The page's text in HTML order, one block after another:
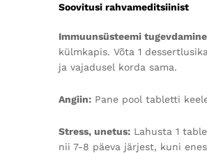
Soovitusi rahvameditsiinist
Immuunsüsteemi
külmkapis. Võta 1
ja vajadusel korda sama.
Angiin: Pane pool tabletti
Stress, unetus: Lahusta 1
nii 7-8 päeva järjest, kuni